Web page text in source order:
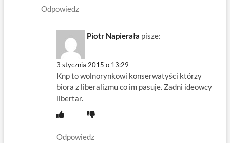
Odpowiedz
Piotr Napierała pisze:
3 stycznia 2015 o 13:29
Knp to wolnorynkowi konserwatyści którzy
biora z liberalizmu co im pasuje. Zadni ideowcy
libertar.
Odpowiedz